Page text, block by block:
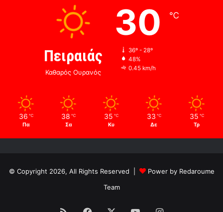
Πειραιάς
Καθαρός Ουρανός
30 ℃
36º - 28º
48%
0.45 km/h
36 ℃
Πα
38 ℃
Σα
35 ℃
Κυ
33 ℃
Δε
35 ℃
Τρ
© Copyright 2026, All Rights Reserved |
Power by Redaroume
Team